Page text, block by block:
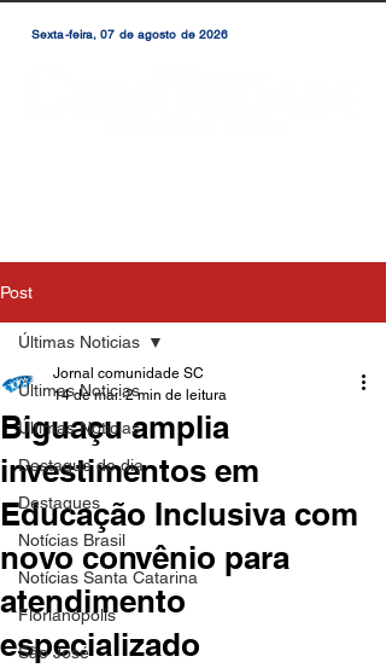
Sexta-feira, 07 de agosto de 2026
Post
Últimas Noticias
Últimas Notícias
Destaque do dia
Destaques
Notícias Brasil
Notícias Santa Catarina
Florianópolis
São José
Últimas Noticias
Biguaçu amplia
investimentos em
Educação Inclusiva com
novo convênio para
atendimento
especializado
Jornal comunidade SC
14 de mai. 2 min de leitura